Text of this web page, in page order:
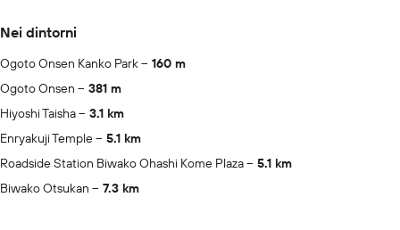
Nei dintorni
Ogoto Onsen Kanko Park
160 m
Ogoto Onsen
381 m
Hiyoshi Taisha
3.1 km
Enryakuji Temple
5.1 km
Roadside Station Biwako Ohashi Kome Plaza
5.1 km
Biwako Otsukan
7.3 km